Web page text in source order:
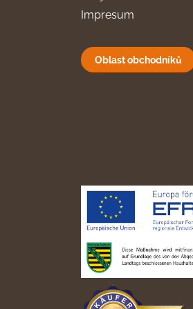
Impresum
Oblast obchodníků